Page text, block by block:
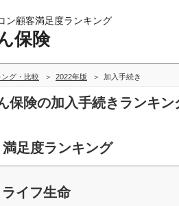
ン顧客満足度ランキング
保険
グ・比較 2022年版 加入手続き
保険の加入手続きランキ
足度ランキング
ライフ生命